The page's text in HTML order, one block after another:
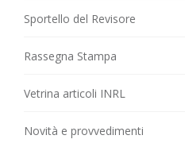
Sportello del Revisore
Rassegna Stampa
Vetrina articoli INRL
Novità e provvedimenti